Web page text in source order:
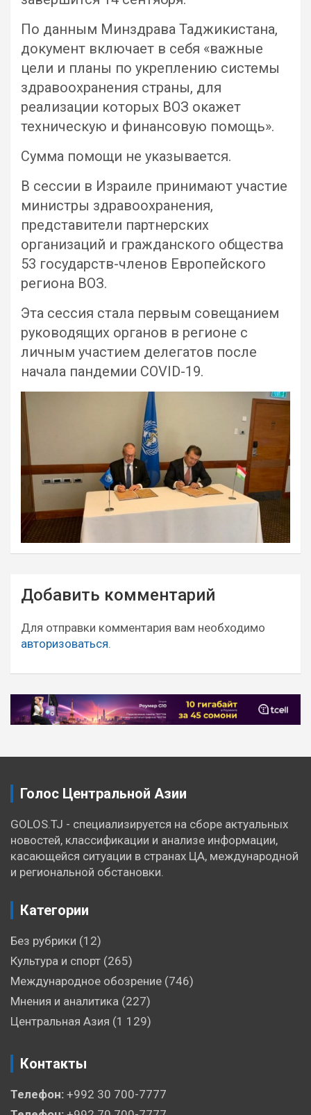
По данным Минздрава Таджикистана,
документ включает в себя «важные
цели и планы по укреплению системы
здравоохранения страны, для
реализации которых ВОЗ окажет
техническую и финансовую помощь».
Сумма помощи не указывается.
В сессии в Израиле принимают участие
министры здравоохранения,
представители партнерских
организаций и гражданского общества
53 государств-членов Европейского
региона ВОЗ.
Эта сессия стала первым совещанием
руководящих органов в регионе с
личным участием делегатов после
начала пандемии COVID-19.
Навигация
по
записям
Добавить комментарий
Для отправки комментария вам необходимо
авторизоваться.
Голос Центральной Азии
GOLOS.TJ - специализируется на сборе актуальных
новостей, классификации и анализе информации,
касающейся ситуации в странах ЦА, международной
и региональной обстановки.
Категории
Без рубрики (12)
Культура и спорт (265)
Международное обозрение (746)
Мнения и аналитика (227)
Центральная Азия (1 129)
Контакты
Телефон: +992 30 700-7777